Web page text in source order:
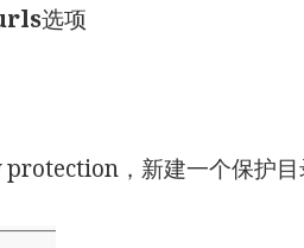
选项
，新建一个保护目